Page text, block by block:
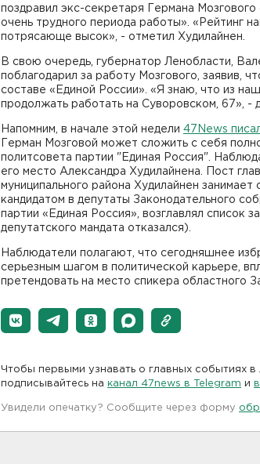
поздравил экс-секретаря Германа
очень трудного периода работы». «Рейтинг
потрясающе высок», - отметил Худилайнен.
В свою очередь, губернатор Ленобласти,
поблагодарил за работу Мозгового, заявив,
составе «Единой России». «Я знаю, что из
продолжать работать на Суворовском, 67», -
Напомним, в начале этой недели 47News
Герман Мозговой может сложить с себя
политсовета партии "Единая Россия".
его место Александра Худилайнена. Пост
муниципального района Худилайнен
кандидатом в депутаты Законодательного
партии «Единая Россия», возглавлял список
депутатского мандата отказался).
Наблюдатели полагают, что сегодняшнее
серьезным шагом в политической карьере,
претендовать на место спикера областного
Чтобы первыми узнавать о главных событиях в
подписывайтесь на канал 47news в Telegram и
Увидели опечатку? Сообщите через форму